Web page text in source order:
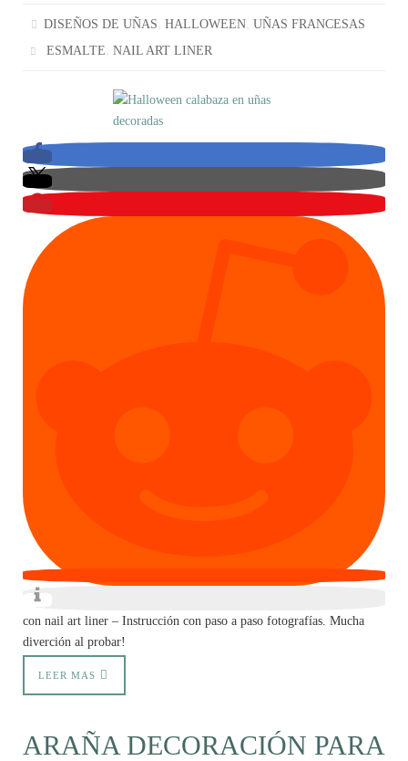
DISEÑOS DE UÑAS,HALLOWEEN,UÑAS FRANCESAS
ESMALTE,NAIL ART LINER
con nail art liner – Instrucción con paso a paso fotografías. Mucha
diverción al probar!
LEER MAS
ARAÑA DECORACIÓN PARA